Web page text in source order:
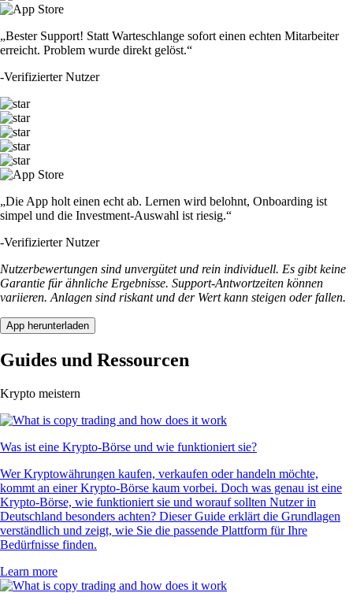
„Bester Support! Statt Warteschlange sofort einen echten Mitarbeiter
erreicht. Problem wurde direkt gelöst.“
-Verifizierter Nutzer
„Die App holt einen echt ab. Lernen wird belohnt, Onboarding ist
simpel und die Investment-Auswahl ist riesig.“
-Verifizierter Nutzer
Nutzerbewertungen sind unvergütet und rein individuell. Es gibt keine
Garantie für ähnliche Ergebnisse. Support-Antwortzeiten können
variieren. Anlagen sind riskant und der Wert kann steigen oder fallen.
App herunterladen
Guides und Ressourcen
Krypto meistern
Was ist eine Krypto-Börse und wie funktioniert sie?
Wer Kryptowährungen kaufen, verkaufen oder handeln möchte,
kommt an einer Krypto-Börse kaum vorbei. Doch was genau ist eine
Krypto-Börse, wie funktioniert sie und worauf sollten Nutzer in
Deutschland besonders achten? Dieser Guide erklärt die Grundlagen
verständlich und zeigt, wie Sie die passende Plattform für Ihre
Bedürfnisse finden.
Learn more